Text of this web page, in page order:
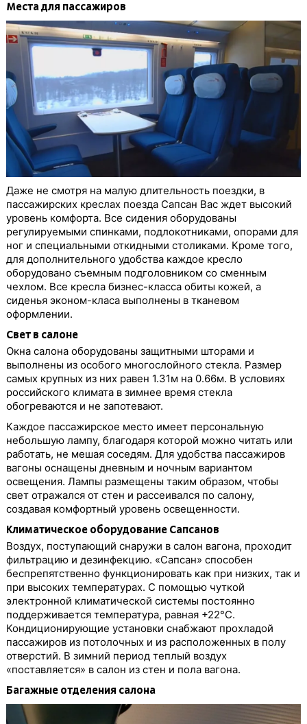
Места для пассажиров
Даже не смотря на малую длительность поездки, в
пассажирских креслах поезда Сапсан Вас ждет высокий
уровень комфорта. Все сидения оборудованы
регулируемыми спинками, подлокотниками, опорами для
ног и специальными откидными столиками. Кроме того,
для дополнительного удобства каждое кресло
оборудовано съемным подголовником со сменным
чехлом. Все кресла бизнес-класса обиты кожей, а
сиденья эконом-класа выполнены в тканевом
оформлении.
Свет в салоне
Окна салона оборудованы защитными шторами и
выполнены из особого многослойного стекла. Размер
самых крупных из них равен 1.31м на 0.66м. В условиях
российского климата в зимнее время стекла
обогреваются и не запотевают.
Каждое пассажирское место имеет персональную
небольшую лампу, благодаря которой можно читать или
работать, не мешая соседям. Для удобства пассажиров
вагоны оснащены дневным и ночным вариантом
освещения. Лампы размещены таким образом, чтобы
свет отражался от стен и рассеивался по салону,
создавая комфортный уровень освещенности.
Климатическое оборудование Сапсанов
Воздух, поступающий снаружи в салон вагона, проходит
фильтрацию и дезинфекцию. «Сапсан» способен
беспрепятственно функционировать как при низких, так и
при высоких температурах. С помощью чуткой
электронной климатической системы постоянно
поддерживается температура, равная +22°C.
Кондиционирующие установки снабжают прохладой
пассажиров из потолочных и из расположенных в полу
отверстий. В зимний период теплый воздух
«поставляется» в салон из стен и пола вагона.
Багажные отделения салона